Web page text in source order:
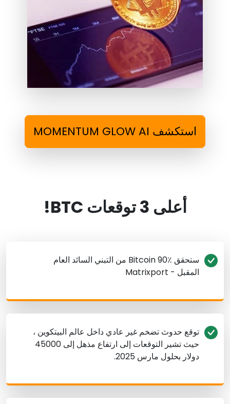
استكشف MOMENTUM GLOW AI
أعلى 3 توقعات BTC!
ستحقق Bitcoin 90٪ من التبني السائد العام
المقبل - Matrixport
توقع حدوث تضخم غير عادي داخل عالم البيتكوين ،
حيث تشير التوقعات إلى ارتفاع مذهل إلى 45000
دولار بحلول مارس 2025.